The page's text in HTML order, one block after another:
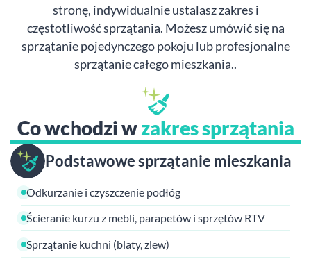
stronę, indywidualnie ustalasz zakres i
częstotliwość sprzątania. Możesz umówić się na
sprzątanie pojedynczego pokoju lub profesjonalne
sprzątanie całego mieszkania..
Co wchodzi wzakres sprzątania
Podstawowe sprzątanie mieszkania
Odkurzanie i czyszczenie podłóg
Ścieranie kurzu z mebli, parapetów i sprzętów RTV
Sprzątanie kuchni (blaty, zlew)